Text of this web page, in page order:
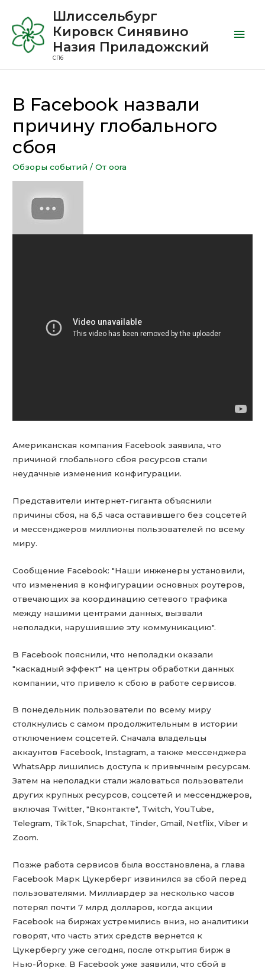
Шлиссельбург
Кировск Синявино
Назия Приладожский
СПб
В Facebook назвали
причину глобального
сбоя
Обзоры событий / От oora
Американская компания Facebook заявила, что
причиной глобального сбоя ресурсов стали
неудачные изменения конфигурации.
Представители интернет-гиганта объяснили
причины сбоя, на 6,5 часа оставившего без соцсетей
и мессенджеров миллионы пользователей по всему
миру.
Сообщение Facebook: "Наши инженеры установили,
что изменения в конфигурации основных роутеров,
отвечающих за координацию сетевого трафика
между нашими центрами данных, вызвали
неполадки, нарушившие эту коммуникацию".
В Facebook пояснили, что неполадки оказали
"каскадный эффект" на центры обработки данных
компании, что привело к сбою в работе сервисов.
В понедельник пользователи по всему миру
столкнулись с самом продолжительным в истории
отключением соцсетей. Сначала владельцы
аккаунтов Facebook, Instagram, а также мессенджера
WhatsApp лишились доступа к привычным ресурсам.
Затем на неполадки стали жаловаться пользователи
других крупных ресурсов, соцсетей и мессенджеров,
включая Twitter, "Вконтакте", Twitch, YouTube,
Telegram, TikTok, Snapchat, Tinder, Gmail, Netflix, Viber и
Zoom.
Позже работа сервисов была восстановлена, а глава
Facebook Марк Цукерберг извинился за сбой перед
пользователями. Миллиардер за несколько часов
потерял почти 7 млрд долларов, когда акции
Facebook на биржах устремились вниз, но аналитики
говорят, что часть этих средств вернется к
Цукербергу уже сегодня, после открытия бирж в
Нью-Йорке. В Facebook уже заявили, что сбой в